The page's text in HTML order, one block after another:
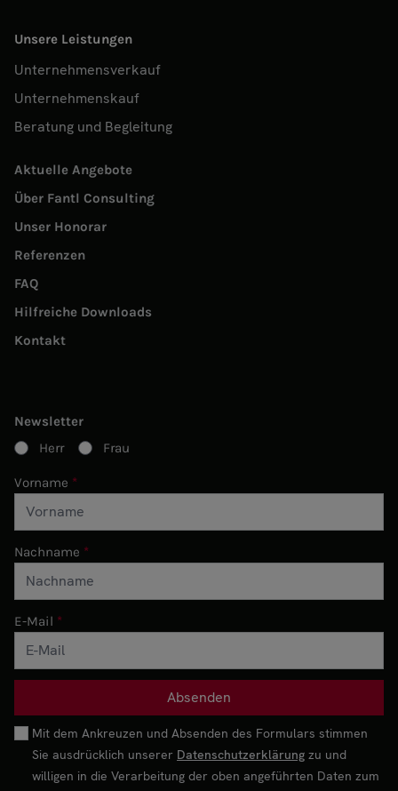
Unsere Leistungen
Unternehmensverkauf
Unternehmenskauf
Beratung und Begleitung
Aktuelle Angebote
Über Fantl Consulting
Unser Honorar
Referenzen
FAQ
Hilfreiche Downloads
Kontakt
Newsletter
Herr
Frau
Vorname
Nachname
E-Mail
Mit dem Ankreuzen und Absenden des Formulars stimmen
Sie ausdrücklich unserer Datenschutzerklärung zu und
willigen in die Verarbeitung der oben angeführten Daten zum